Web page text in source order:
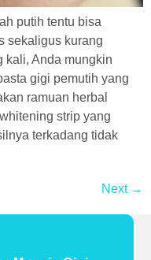
putih tentu bisa
sekaligus kurang
kali, Anda mungkin
gigi pemutih yang
ramuan herbal
strip yang
terkadang tidak
Next →